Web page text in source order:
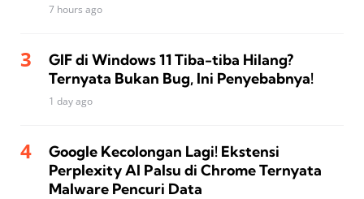
7 hours ago
GIF di Windows 11 Tiba-tiba Hilang?
Ternyata Bukan Bug, Ini Penyebabnya!
1 day ago
Google Kecolongan Lagi! Ekstensi
Perplexity AI Palsu di Chrome Ternyata
Malware Pencuri Data